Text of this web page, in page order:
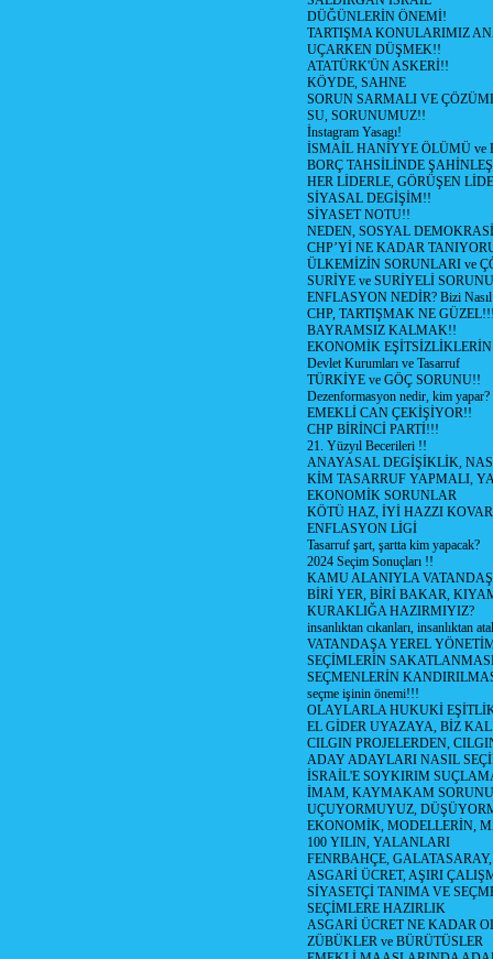
DÜĞÜNLERİN ÖNEMİ!
TARTIŞMA KONULARIMIZ
UÇARKEN DÜŞMEK!!
ATATÜRK'ÜN ASKERİ!!
KÖYDE, SAHNE
SORUN SARMALI VE
SU, SORUNUMUZ!!
İnstagram Yasagı!
İSMAİL HANİYYE ÖLÜMÜ ve
BORÇ TAHSİLİNDE
HER LİDERLE, GÖRÜŞEN
SİYASAL DEGİŞİM!!
SİYASET NOTU!!
NEDEN, SOSYAL
CHP’Yİ NE KADAR
ÜLKEMİZİN SORUNLARI ve
SURİYE ve SURİYELİ
ENFLASYON NEDİR? Bizi
CHP, TARTIŞMAK NE
BAYRAMSIZ KALMAK!!
EKONOMİK
Devlet Kurumları ve Tasarruf
TÜRKİYE ve GÖÇ SORUNU!!
Dezenformasyon nedir, kim yapar?
EMEKLİ CAN ÇEKİŞİYOR!!
CHP BİRİNCİ PARTİ!!!
21. Yüzyıl Becerileri !!
ANAYASAL DEGİŞİKLİK,
KİM TASARRUF YAPMALI,
EKONOMİK SORUNLAR
KÖTÜ HAZ, İYİ HAZZI
ENFLASYON LİGİ
Tasarruf şart, şartta kim yapacak?
2024 Seçim Sonuçları !!
KAMU ALANIYLA
BİRİ YER, BİRİ BAKAR,
KURAKLIĞA HAZIRMIYIZ?
insanlıktan cıkanları, insanlıktan
VATANDAŞA YEREL
SEÇİMLERİN
SEÇMENLERİN
seçme işinin önemi!!!
OLAYLARLA HUKUKİ
EL GİDER UYAZAYA, BİZ
CILGIN PROJELERDEN,
ADAY ADAYLARI NASIL
İSRAİL'E SOYKIRIM
İMAM, KAYMAKAM SORUNU
UÇUYORMUYUZ,
EKONOMİK, MODELLERİN,
100 YILIN, YALANLARI
FENRBAHÇE,
ASGARİ ÜCRET, AŞIRI
SİYASETÇİ TANIMA VE
SEÇİMLERE HAZIRLIK
ASGARİ ÜCRET NE KADAR
ZÜBÜKLER ve BÜRÜTÜSLER